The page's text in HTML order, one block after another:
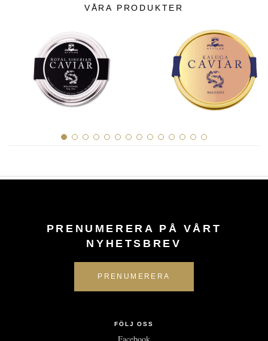
VÅRA PRODUKTER
PRENUMERERA PÅ VÅRT
NYHETSBREV
FÖLJ OSS
Facebook